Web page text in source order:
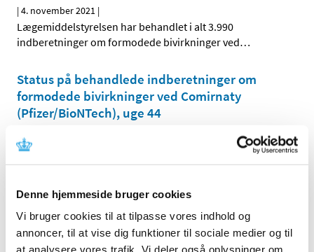
Denne hjemmeside bruger cookies
Vi bruger cookies til at tilpasse vores indhold og
annoncer, til at vise dig funktioner til sociale medier og til
at analysere vores trafik. Vi deler også oplysninger om
|4. november 2021 |
Lægemiddelstyrelsen har behandlet i alt 3.990
indberetninger om formodede bivirkninger ved…
Status på behandlede indberetninger om
formodede bivirkninger ved Comirnaty
(Pfizer/BioNTech), uge 44
Lægemiddelstyrelsen har behandlet i alt 10.372
indberetninger om formodede bivirkninger ved…
Lægemiddelstyrelsens vejledning om
ekstraordinære tiltag i kliniske forsøg under
COVID-19 forlænges ikke efter 1. december